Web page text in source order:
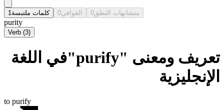
كلمات ملتبسة 1 القوافي0 متشابهات النطق0
purity
Verb (3)
تعريف ومعنى "purify"في اللغة
الإنجليزية
to purify